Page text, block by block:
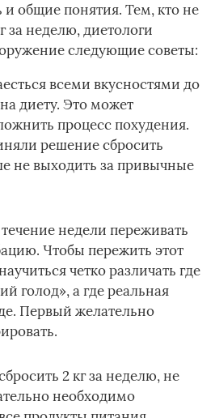
и общие понятия. Тем, кто не
за неделю, диетологи
следующие советы:
всеми вкусностями до
на диету. Это может
процесс похудения.
решение сбросить
не выходить за привычные
недели переживать
Чтобы пережить этот
четко различать где
голод», а где реальная
Первый желательно
2 кг за неделю, не
необходимо